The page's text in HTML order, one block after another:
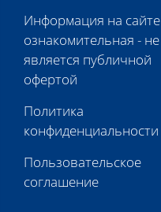
Информация на сайте
ознакомительная - не
является публичной
офертой
Политика
конфиденциальности
Пользовательское
соглашение